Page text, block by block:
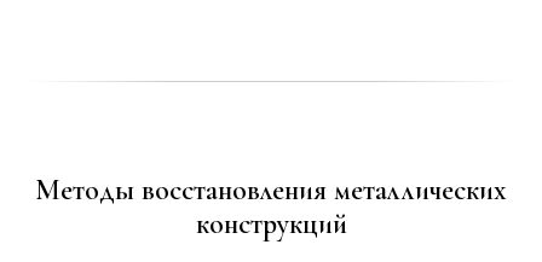
Методы восстановления металлических
конструкций